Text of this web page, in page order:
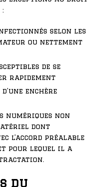
selon les
ou nettement
de se
rapidement
enchère
non
dont
l’accord préalable
pour lequel il a
du